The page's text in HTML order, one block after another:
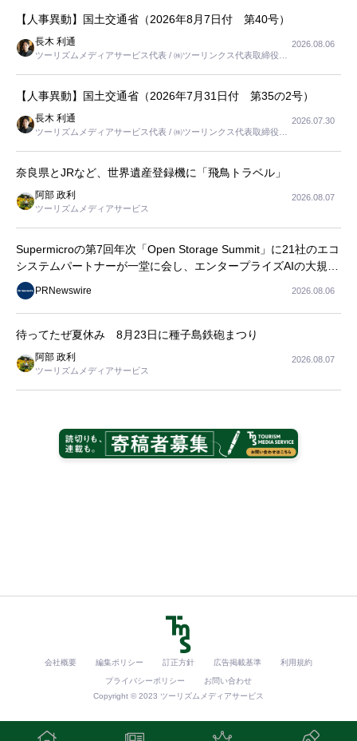
【人事異動】国土交通省（2026年8月7日付 第40号）
長木 利通
ツーリズムメディアサービス代表 / ㈱ツーリンクス代表取締役社
2026.08.06
【人事異動】国土交通省（2026年7月31日付 第35の2号）
長木 利通
ツーリズムメディアサービス代表 / ㈱ツーリンクス代表取締役社
2026.07.30
奈良県とJRなど、世界遺産登録機に「飛鳥トラベル」
阿部 政利
ツーリズムメディアサービス
2026.08.07
Supermicroの第7回年次「Open Storage Summit」に21社のエコ
システムパートナーが一堂に会し、エンタープライズAIの大規模
導入に関する実践的なガイダンスを共有
PRNewswire 2026.08.06
待ってたぜ夏休み 8月23日に種子島鉄砲まつり
阿部 政利
ツーリズムメディアサービス
2026.08.07
会社概要 編集ポリシー 訂正方針 広告掲載基準 利用規約
プライバシーポリシー
お問い合わせ
Copyright © 2023 ツーリズムメディアサービス